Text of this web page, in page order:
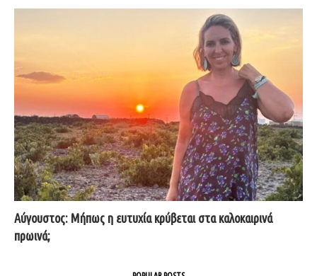
Αύγουστος: Μήπως η ευτυχία κρύβεται στα καλοκαιρινά
πρωινά;